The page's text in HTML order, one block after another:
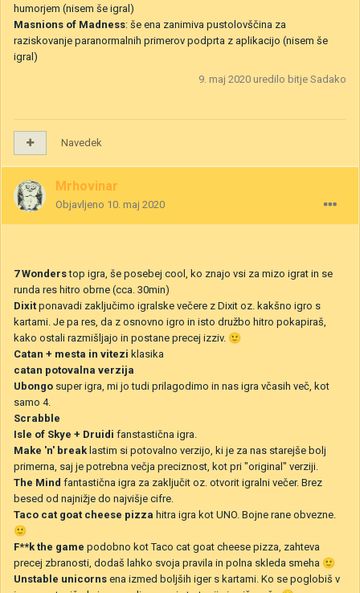
humorjem (nisem še igral)
Masnions of Madness: še ena zanimiva pustolovščina za
raziskovanje paranormalnih primerov podprta z aplikacijo (nisem še
igral)
9. maj 2020 uredilo bitje Sadako
Navedek
Mrhovinar
Objavljeno 10. maj 2020
7 Wonderstop igra, še posebej cool, ko znajo vsi za mizo igrat in se
runda res hitro obrne (cca. 30min)
Dixit ponavadi zaključimo igralske večere z Dixit oz. kakšno igro s
kartami. Je pa res, da z osnovno igro in isto družbo hitro pokapiraš,
kako ostali razmišljajo in postane precej izziv. 🙂
Catan + mesta in vitezi klasika
catan potovalna verzija
Ubongo super igra, mi jo tudi prilagodimo in nas igra včasih več, kot
samo 4.
Scrabble
Isle of Skye + Druidi fanstastična igra.
Make 'n' break lastim si potovalno verzijo, ki je za nas starejše bolj
primerna, saj je potrebna večja preciznost, kot pri "original" verziji.
The Mind fantastična igra za zaključit oz. otvorit igralni večer. Brez
besed od najnižje do najvišje cifre.
Taco cat goat cheese pizza hitra igra kot UNO. Bojne rane obvezne.
🙂
F**k the game podobno kot Taco cat goat cheese pizza, zahteva
precej zbranosti, dodaš lahko svoja pravila in polna skleda smeha 🙂
Unstable unicorns ena izmed boljših iger s kartami. Ko se poglobiš v